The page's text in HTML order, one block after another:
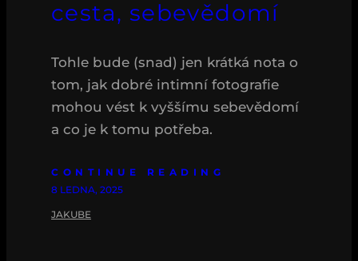
cesta, sebevědomí
Tohle bude (snad) jen krátká nota o
tom, jak dobré intimní fotografie
mohou vést k vyššímu sebevědomí
a co je k tomu potřeba.
CONTINUE READING
8 LEDNA, 2025
JAKUBE